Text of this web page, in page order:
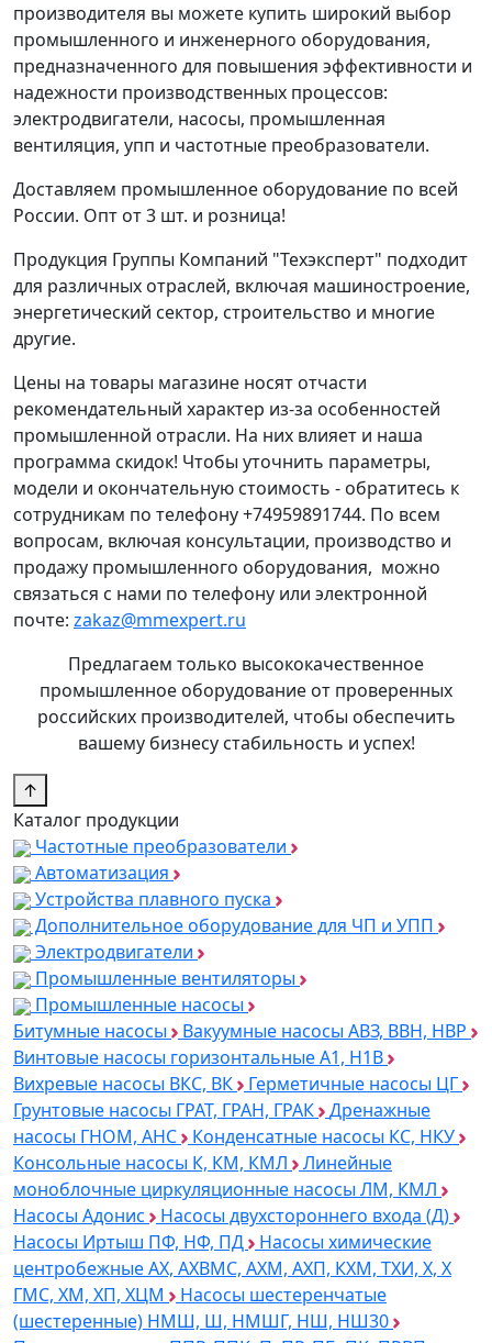
производителя вы можете купить широкий выбор
промышленного и инженерного оборудования,
предназначенного для повышения эффективности и
надежности производственных процессов:
электродвигатели, насосы, промышленная
вентиляция, упп и частотные преобразователи.
Доставляем промышленное оборудование по всей
России. Опт от 3 шт. и розница!
Продукция Группы Компаний "Техэксперт" подходит
для различных отраслей, включая машиностроение,
энергетический сектор, строительство и многие
другие.
Цены на товары магазине носят отчасти
рекомендательный характер из-за особенностей
промышленной отрасли. На них влияет и наша
программа скидок! Чтобы уточнить параметры,
модели и окончательную стоимость - обратитесь к
сотрудникам по телефону +74959891744. По всем
вопросам, включая консультации, производство и
продажу промышленного оборудования, можно
связаться с нами по телефону или электронной
почте: zakaz@mmexpert.ru
Предлагаем только высококачественное
промышленное оборудование от проверенных
российских производителей, чтобы обеспечить
вашему бизнесу стабильность и успех!
↑
Каталог продукции
Частотные преобразователи
Автоматизация
Устройства плавного пуска
Дополнительное оборудование для ЧП и УПП
Электродвигатели
Промышленные вентиляторы
Промышленные насосы
Битумные насосы
Вакуумные насосы АВЗ, ВВН, НВР
Винтовые насосы горизонтальные А1, Н1В
Вихревые насосы ВКС, ВК
Герметичные насосы ЦГ
Грунтовые насосы ГРАТ, ГРАН, ГРАК
Дренажные
насосы ГНОМ, АНС
Конденсатные насосы КС, НКУ
Консольные насосы К, КМ, КМЛ
Линейные
моноблочные циркуляционные насосы ЛМ, КМЛ
Насосы Адонис
Насосы двухстороннего входа (Д)
Насосы Иртыш ПФ, НФ, ПД
Насосы химические
центробежные АХ, АХВМС, АХМ, АХП, КХМ, ТХИ, Х, Х
ГМС, ХМ, ХП, ХЦМ
Насосы шестеренчатые
(шестеренные) НМШ, Ш, НМШГ, НШ, НШ30